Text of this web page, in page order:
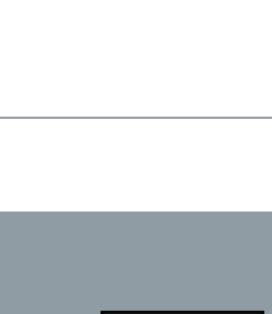
Verlichting